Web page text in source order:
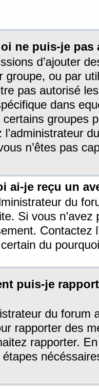
ne puis-je
d’ajouter
groupe, ou par
pas autorisé
dans
certains groupes
l’administrateur
n’êtes pas
ai-je reçu un
du
Si vous
Contactez
certain du
puis-je
du forum
rapporter des
rapporter.